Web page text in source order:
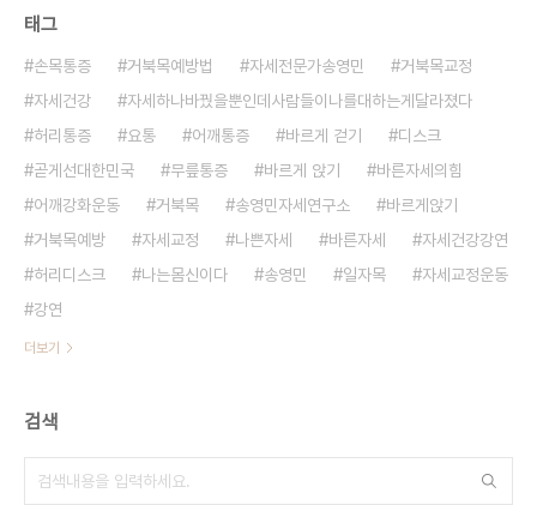
태그
손목통증 거북목예방법 자세전문가송영민
거북목교정
자세건강
자세하나바꿨을뿐인데사람들이나를대하는게달라졌다
허리통증
요통 어깨통증 바르게 걷기
디스크
곧게선대한민국
무릎통증 바르게 앉기
바른자세의힘
어깨강화운동
거북목 송영민자세연구소
바르게앉기
거북목예방
자세교정 나쁜자세 바른자세
자세건강강연
허리디스크
나는몸신이다 송영민 일자목
자세교정운동
강연
더보기
검색